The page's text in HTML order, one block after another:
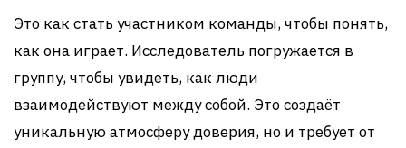
Это как стать участником команды, чтобы понять,
как она играет. Исследователь погружается в
группу, чтобы увидеть, как люди
взаимодействуют между собой. Это создаёт
уникальную атмосферу доверия, но и требует от